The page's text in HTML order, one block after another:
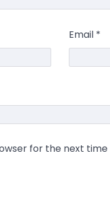
Email *
for the next